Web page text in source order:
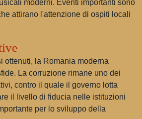
moderni. Eventi importanti sono
attirano l'attenzione di ospiti locali
ottenuti, la Romania moderna
La corruzione rimane uno dei
contro il quale il governo lotta
il livello di fiducia nelle istituzioni
per lo sviluppo della